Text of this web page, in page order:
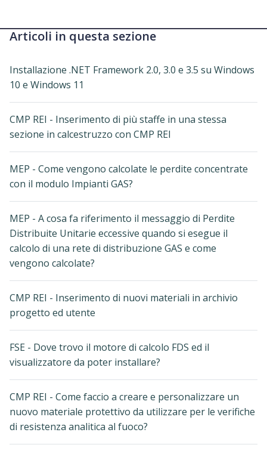
Articoli in questa sezione
Installazione .NET Framework 2.0, 3.0 e 3.5 su Windows
10 e Windows 11
CMP REI - Inserimento di più staffe in una stessa
sezione in calcestruzzo con CMP REI
MEP - Come vengono calcolate le perdite concentrate
con il modulo Impianti GAS?
MEP - A cosa fa riferimento il messaggio di Perdite
Distribuite Unitarie eccessive quando si esegue il
calcolo di una rete di distribuzione GAS e come
vengono calcolate?
CMP REI - Inserimento di nuovi materiali in archivio
progetto ed utente
FSE - Dove trovo il motore di calcolo FDS ed il
visualizzatore da poter installare?
CMP REI - Come faccio a creare e personalizzare un
nuovo materiale protettivo da utilizzare per le verifiche
di resistenza analitica al fuoco?